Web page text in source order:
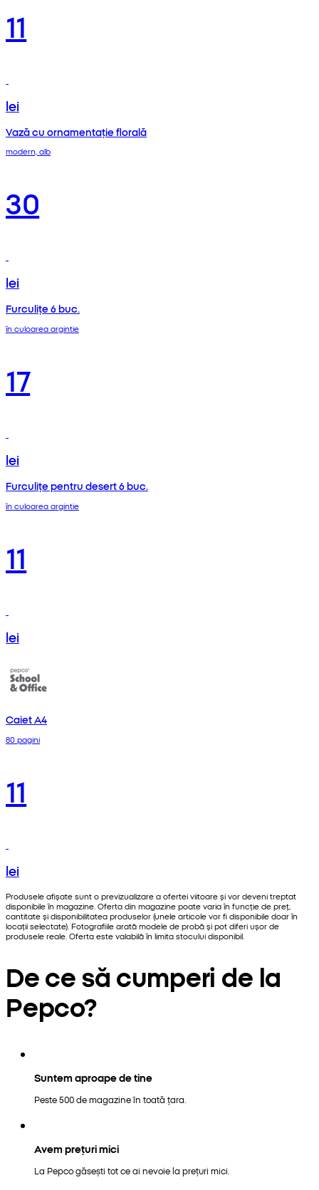
11
lei
Vază cu ornamentație florală
modern, alb
30
lei
Furculițe 6 buc.
în culoarea argintie
17
lei
Furculițe pentru desert 6 buc.
în culoarea argintie
11
lei
Caiet A4
80 pagini
11
lei
Produsele afișate sunt o previzualizare a ofertei viitoare și vor deveni treptat
disponibile în magazine. Oferta din magazine poate varia în funcție de preț,
cantitate și disponibilitatea produselor (unele articole vor fi disponibile doar în
locații selectate). Fotografiile arată modele de probă și pot diferi ușor de
produsele reale. Oferta este valabilă în limita stocului disponibil.
De ce să cumperi de la
Pepco?
Suntem aproape de tine
Peste 500 de magazine în toată țara.
Avem prețuri mici
La Pepco găsești tot ce ai nevoie la prețuri mici.